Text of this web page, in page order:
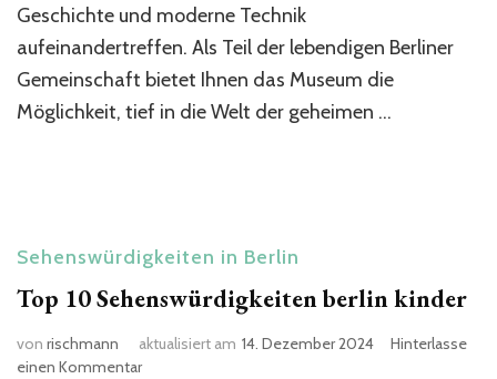
Geschichte und moderne Technik
aufeinandertreffen. Als Teil der lebendigen Berliner
Gemeinschaft bietet Ihnen das Museum die
Möglichkeit, tief in die Welt der geheimen …
Sehenswürdigkeiten in Berlin
Top 10 Sehenswürdigkeiten berlin kinder
von rischmann aktualisiert am 14. Dezember 2024
Hinterlasse
einen Kommentarzu